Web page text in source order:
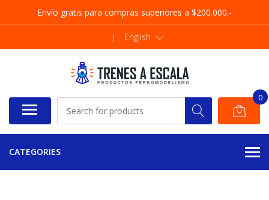
Envío gratis para compras superiores a $200.000.-
| English
0
CATEGORIES